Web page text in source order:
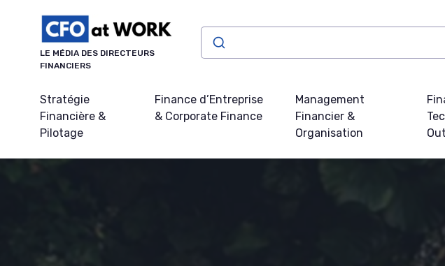
LE MÉDIA DES DIRECTEURS
FINANCIERS
Stratégie
Financière &
Pilotage
Finance d’Entreprise
& Corporate Finance
Management
Financier &
Organisation